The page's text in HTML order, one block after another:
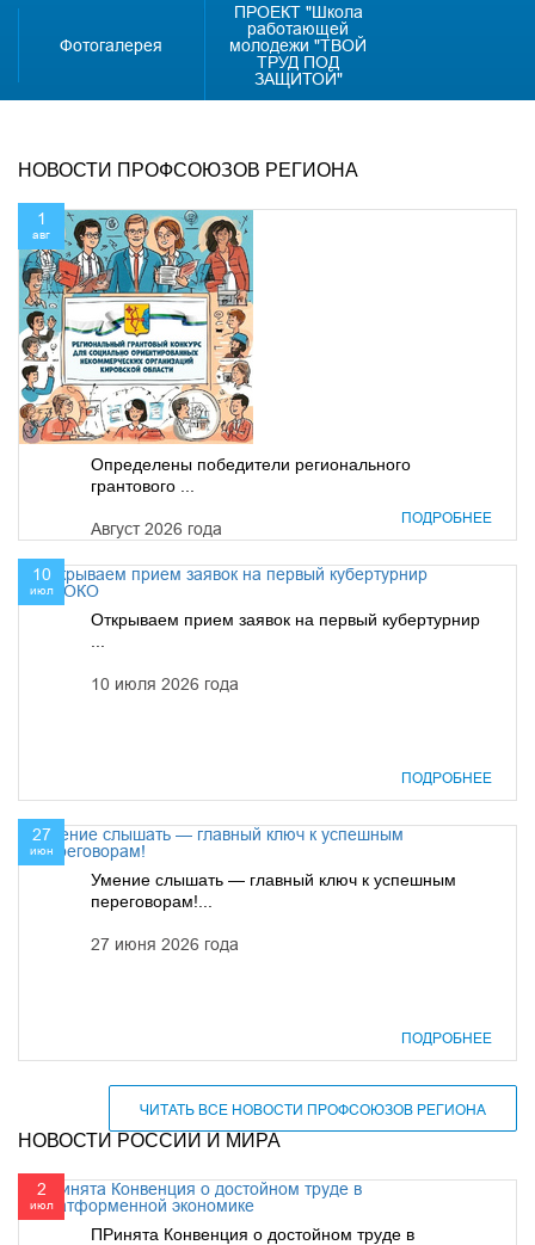
Фотогалерея
ПРОЕКТ "Школа
работающей
молодежи "ТВОЙ
ТРУД ПОД
ЗАЩИТОЙ"
НОВОСТИ ПРОФСОЮЗОВ РЕГИОНА
1
авг
Определены победители регионального
грантового ...
Август 2026 года
ПОДРОБНЕЕ
10
июл
Открываем прием заявок на первый кубертурнир
10 июля 2026 года
ПОДРОБНЕЕ
27
июн
Умение слышать — главный ключ к успешным
переговорам!...
27 июня 2026 года
ПОДРОБНЕЕ
ЧИТАТЬ ВСЕ НОВОСТИ ПРОФСОЮЗОВ РЕГИОНА
НОВОСТИ РОССИИ И МИРА
2
июл
ПРинята Конвенция о достойном труде в